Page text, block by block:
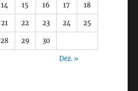
14 15 16 17 18
21 22 23 24 25
28 29 30
Dez. »